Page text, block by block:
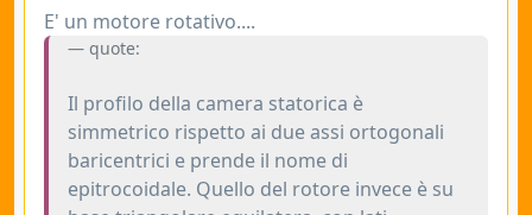
E' un motore rotativo....
quote:
Il profilo della camera statorica è
simmetrico rispetto ai due assi ortogonali
baricentrici e prende il nome di
epitrocoidale. Quello del rotore invece è su